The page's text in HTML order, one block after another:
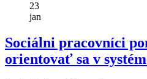
23
jan
Sociálni pracovníci
orientovať sa v